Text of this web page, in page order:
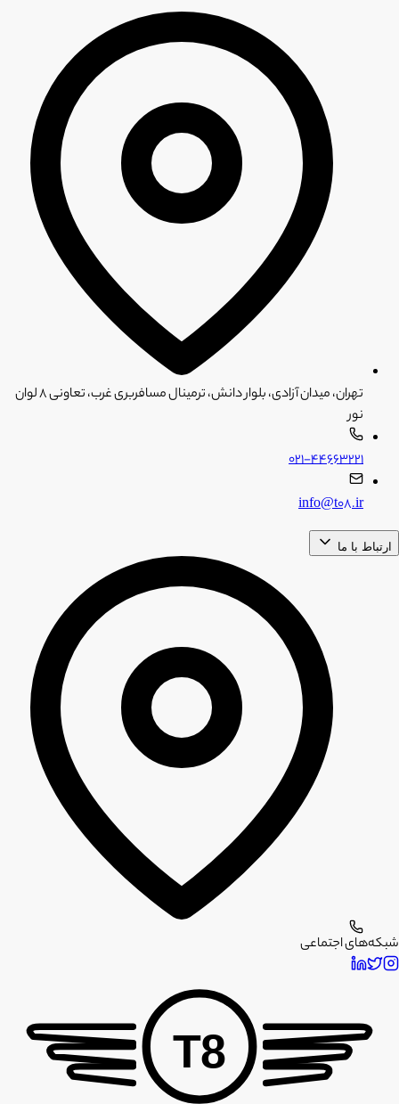
تهران، میدان آزادی، بلوار دانش، ترمینال مسافربری غرب، تعاونی ۸ لوان
نور
۰۲۱-۴۴۶۶۳۲۲۱
info@t08.ir
ارتباط با ما
شبکه‌های اجتماعی
T8